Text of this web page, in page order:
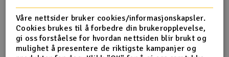
Radioutstyr
Raketter
Produktinformasjon
Våre nettsider bruker cookies/informasjonskapsler.
Cookies brukes til å forbedre din brukeropplevelse,
gi oss forståelse for hvordan nettsiden blir brukt og
mulighet å presentere de riktigste kampanjer og